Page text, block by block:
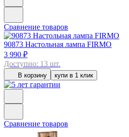
Сравнение товаров
90873 Настольная лампа FIRMO
3 990 ₽
Доступно: 13 шт.
В корзину купи в 1 клик
Сравнение товаров